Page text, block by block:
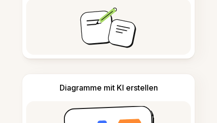
Diagramme mit KI erstellen